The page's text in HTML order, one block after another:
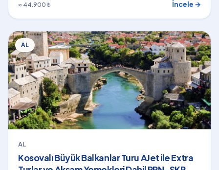
≈ 44.900 ₺ İncele →
AL
AL
Kosovalı Büyük Balkanlar Turu AJet ile Extra